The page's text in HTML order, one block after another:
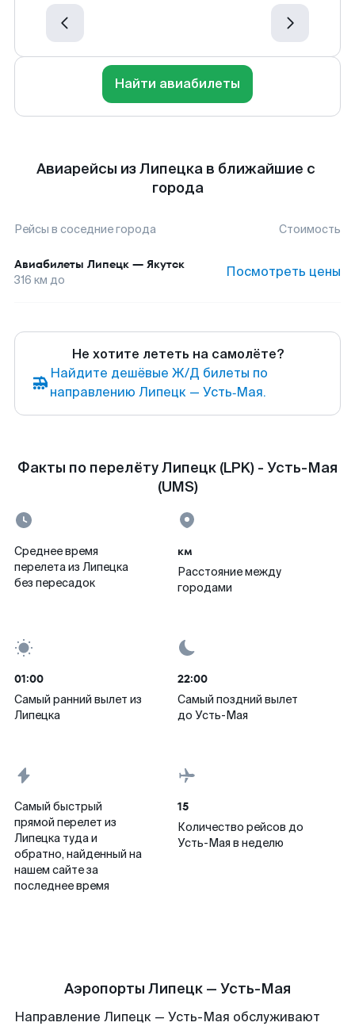
Найти авиабилеты
Авиарейсы из Липецка в ближайшие с
города
Рейсы в соседние города Стоимость
Авиабилеты Липецк — Якутск
316 км до Посмотреть цены
Не хотите лететь на самолёте?
Найдите дешёвые Ж/Д билеты по
направлению Липецк — Усть‑Мая.
Факты по перелёту Липецк (LPK) - Усть-Мая
(UMS)
Среднее время
перелета из Липецка
без пересадок
км
Расстояние между
городами
01:00
Самый ранний вылет из
Липецка
22:00
Самый поздний вылет
до Усть-Мая
Самый быстрый
прямой перелет из
Липецка туда и
обратно, найденный на
нашем сайте за
последнее время
15
Количество рейсов до
Усть-Мая в неделю
Аэропорты Липецк — Усть-Мая
Направление Липецк — Усть-Мая обслуживают